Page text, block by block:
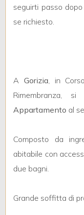
seguirti passo
se richiesto.
A Gorizia, in
Rimembranza,
Appartamento al
Composto da
abitabile con
due bagni.
Grande soffitta di
Qualsiasi
3
5